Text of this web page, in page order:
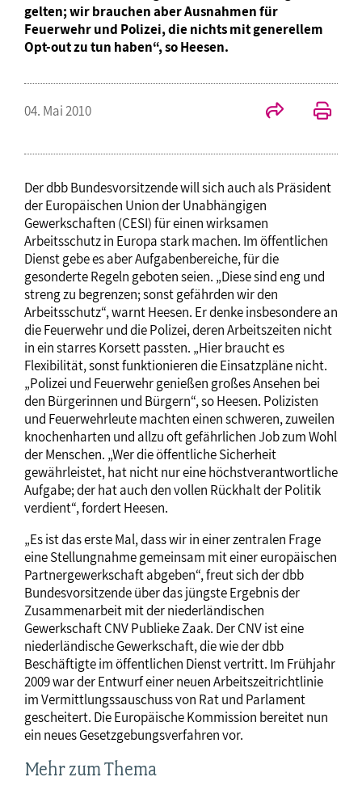
gelten; wir brauchen aber Ausnahmen für
Feuerwehr und Polizei, die nichts mit generellem
Opt-out zu tun haben“, so Heesen.
04. Mai 2010
Der dbb Bundesvorsitzende will sich auch als Präsident
der Europäischen Union der Unabhängigen
Gewerkschaften (CESI) für einen wirksamen
Arbeitsschutz in Europa stark machen. Im öffentlichen
Dienst gebe es aber Aufgabenbereiche, für die
gesonderte Regeln geboten seien. „Diese sind eng und
streng zu begrenzen; sonst gefährden wir den
Arbeitsschutz“, warnt Heesen. Er denke insbesondere an
die Feuerwehr und die Polizei, deren Arbeitszeiten nicht
in ein starres Korsett passten. „Hier braucht es
Flexibilität, sonst funktionieren die Einsatzpläne nicht.
„Polizei und Feuerwehr genießen großes Ansehen bei
den Bürgerinnen und Bürgern“, so Heesen. Polizisten
und Feuerwehrleute machten einen schweren, zuweilen
knochenharten und allzu oft gefährlichen Job zum Wohl
der Menschen. „Wer die öffentliche Sicherheit
gewährleistet, hat nicht nur eine höchstverantwortliche
Aufgabe; der hat auch den vollen Rückhalt der Politik
verdient“, fordert Heesen.
„Es ist das erste Mal, dass wir in einer zentralen Frage
eine Stellungnahme gemeinsam mit einer europäischen
Partnergewerkschaft abgeben“, freut sich der dbb
Bundesvorsitzende über das jüngste Ergebnis der
Zusammenarbeit mit der niederländischen
Gewerkschaft CNV Publieke Zaak. Der CNV ist eine
niederländische Gewerkschaft, die wie der dbb
Beschäftigte im öffentlichen Dienst vertritt. Im Frühjahr
2009 war der Entwurf einer neuen Arbeitszeitrichtlinie
im Vermittlungssauschuss von Rat und Parlament
gescheitert. Die Europäische Kommission bereitet nun
ein neues Gesetzgebungsverfahren vor.
Mehr zum Thema